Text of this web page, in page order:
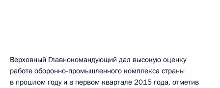
Верховный Главнокомандующий дал высокую оценку
работе оборонно-промышленного комплекса страны
в прошлом году и в первом квартале 2015 года, отметив